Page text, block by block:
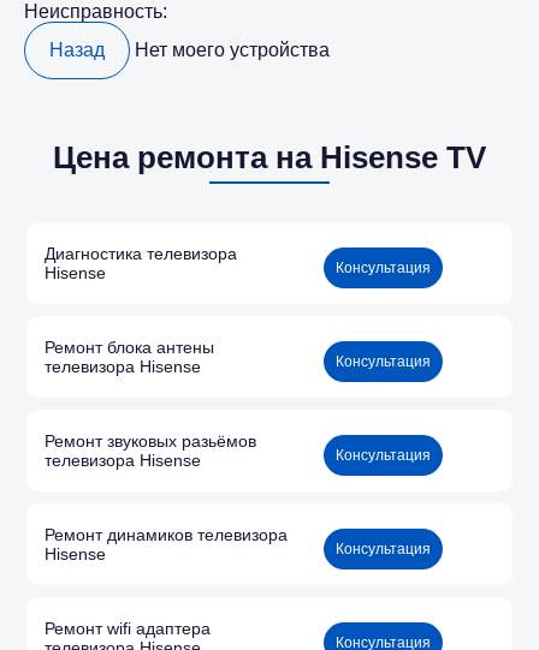
Неисправность:
Назад
Нет моего устройства
Цена ремонта на Hisense TV
Диагностика телевизора
Hisense
Консультация
Ремонт блока антены
телевизора Hisense
Консультация
Ремонт звуковых разьёмов
телевизора Hisense
Консультация
Ремонт динамиков телевизора
Hisense
Консультация
Ремонт wifi адаптера
Консультация